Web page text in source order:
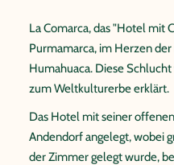
La Comarca, das "Hotel mit
Purmamarca, im Herzen
Humahuaca. Diese
zum Weltkulturerbe erklärt.
Das Hotel mit seiner
Andendorf angelegt, wobei
der Zimmer gelegt wurde,